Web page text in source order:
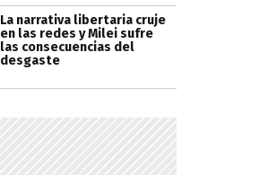
La narrativa libertaria cruje
en las redes y Milei sufre
las consecuencias del
desgaste